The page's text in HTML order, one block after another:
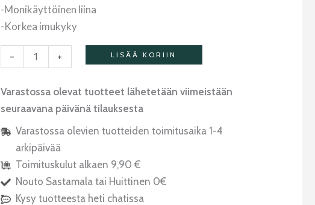
-Monikäyttöinen liina
-Korkea imukyky
- + LISÄÄ KORIIN
Varastossa olevat tuotteet lähetetään viimeistään
seuraavana päivänä tilauksesta
Varastossa olevien tuotteiden toimitusaika 1-4
arkipäivää
Toimituskulut alkaen 9,90 €
Nouto Sastamala tai Huittinen 0€
Kysy tuotteesta heti chatissa